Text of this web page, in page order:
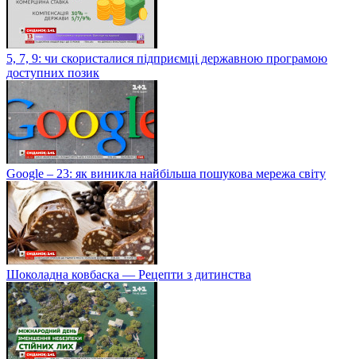
5, 7, 9: чи скористалися підприємці державною програмою
доступних позик
Google – 23: як виникла найбільша пошукова мережа світу
Шоколадна ковбаска — Рецепти з дитинства